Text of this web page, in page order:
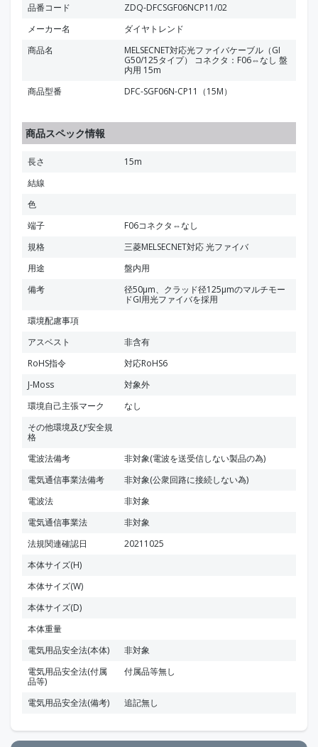
品番コード
ZDQ-DFCSGF06NCP11/02
メーカー名
ダイヤトレンド
商品名
MELSECNET対応光ファイバケーブル（GI
G50/125タイプ） コネクタ：F06⇔なし 盤
内用 15m
商品型番
DFC-SGF06N-CP11（15M）
商品スペック情報
長さ
15m
結線
色
端子
F06コネクタ⇔なし
規格
三菱MELSECNET対応 光ファイバ
用途
盤内用
備考
径50μm、クラッド径125μmのマルチモー
ドGI用光ファイバを採用
環境配慮事項
アスベスト
非含有
RoHS指令
対応RoHS6
J-Moss
対象外
環境自己主張マーク
なし
その他環境及び安全規
格
電波法備考
非対象(電波を送受信しない製品の為)
電気通信事業法備考
非対象(公衆回路に接続しない為)
電波法
非対象
電気通信事業法
非対象
法規関連確認日
20211025
本体サイズ(H)
本体サイズ(W)
本体サイズ(D)
本体重量
電気用品安全法(本体)
非対象
電気用品安全法(付属
品等)
付属品等無し
電気用品安全法(備考) 追記無し